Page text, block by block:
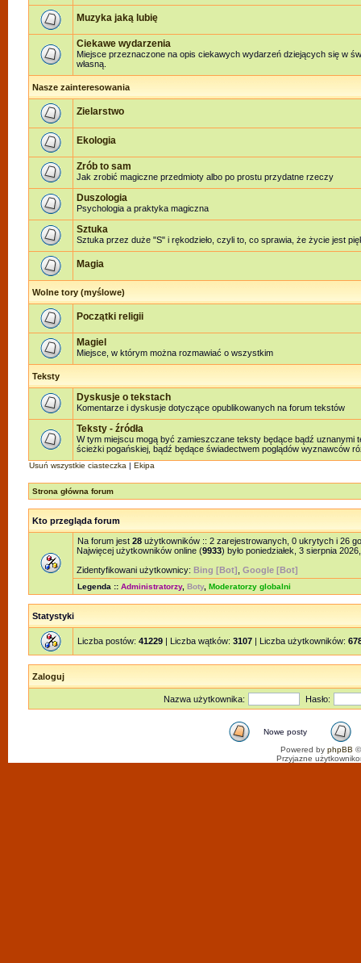
Muzyka jaką lubię
Ciekawe wydarzenia
Miejsce przeznaczone na opis ciekawych wydarzeń dziejących się w
własną.
Nasze zainteresowania
Zielarstwo
Ekologia
Zrób to sam
Jak zrobić magiczne przedmioty albo po prostu przydatne rzeczy
Duszologia
Psychologia a praktyka magiczna
Sztuka
Sztuka przez duże "S" i rękodzieło, czyli to, co sprawia, że życie jest
Magia
Wolne tory (myślowe)
Początki religii
Magiel
Miejsce, w którym można rozmawiać o wszystkim
Teksty
Dyskusje o tekstach
Komentarze i dyskusje dotyczące opublikowanych na forum tekstów
Teksty - źródła
W tym miejscu mogą być zamieszczane teksty będące bądź uznanymi
ścieżki pogańskiej, bądź będące świadectwem poglądów wyznawców
Usuń wszystkie ciasteczka | Ekipa
Strona główna forum
Kto przegląda forum
Na forum jest 28 użytkowników :: 2 zarejestrowanych, 0 ukrytych i 26
Najwięcej użytkowników online (9933) było poniedziałek, 3 sierpnia
Zidentyfikowani użytkownicy: Bing [Bot] Google [Bot]
Legenda :: Administratorzy, Boty, Moderatorzy globalni
Statystyki
Liczba postów: 41229 | Liczba wątków: 3107 | Liczba użytkowników:
Zaloguj
Nazwa użytkownika: Hasło:
Nowe posty
Powered by phpBB
Przyjazne